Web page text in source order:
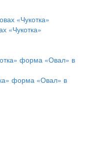
«Чукотка»
форма «Овал» в